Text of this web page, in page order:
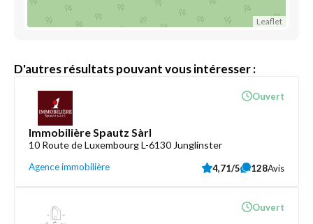
Leaflet
D'autres résultats pouvant vous intéresser :
Immobilière Spautz Sàrl
10 Route de Luxembourg L-6130 Junglinster
Agence immobilière
Ouvert
4,71/5 128Avis
Ouvert